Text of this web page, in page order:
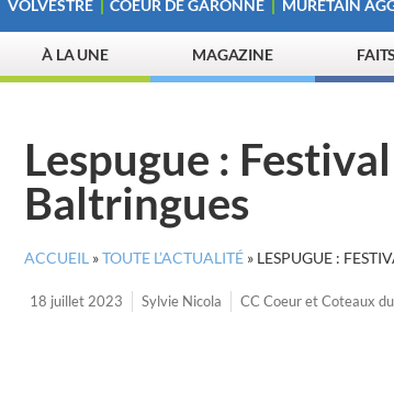
VOLVESTRE COEUR DE GARONNE MURETAIN
À LA UNE MAGAZINE
Lespugue :
Baltringues
ACCUEIL »TOUTE L’ACTUALITÉ » LESPUGUE :
18 juillet 2023 Sylvie Nicola CC Coeur et Coteaux